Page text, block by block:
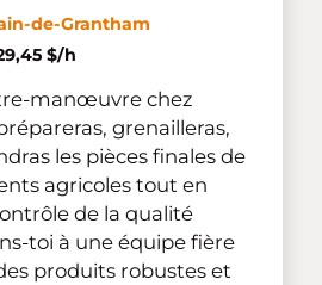
de-Grantham
$/h
manœuvre chez
grenailleras,
les pièces finales de
agricoles tout en
de la qualité
toi à une équipe fière
produits robustes et